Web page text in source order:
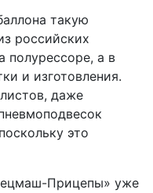
такую
российских
полурессоре, а в
и изготовления.
даже
это
Прицепы» уже